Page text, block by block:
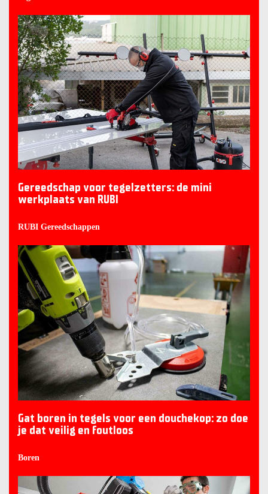
Gereedschap voor tegelzetters: de mini
werkplaats van RUBI
RUBI Gereedschappen
Gat boren in tegels voor een douchekop: zo doe
je dat veilig en foutloos
Boren